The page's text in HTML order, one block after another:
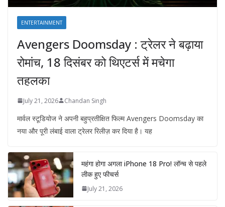
ENTERTAINMENT
Avengers Doomsday : ट्रेलर ने बढ़ाया
रोमांच, 18 दिसंबर को थिएटर्स में मचेगा
तहलका
July 21, 2026 Chandan Singh
मार्वल स्टूडियोज ने अपनी बहुप्रतीक्षित फिल्म Avengers Doomsday का
नया और पूरी लंबाई वाला ट्रेलर रिलीज़ कर दिया है। यह
महंगा होगा अगला iPhone 18 Pro! लॉन्च से पहले
लीक हुए फीचर्स
July 21, 2026